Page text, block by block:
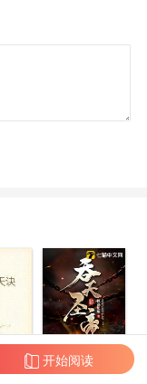
吞天圣帝
开始阅读